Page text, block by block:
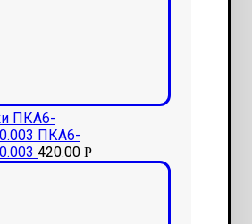
ПКА6-
ПКА6-
420.00 Р